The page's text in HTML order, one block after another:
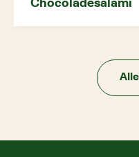
Chocoladesalami